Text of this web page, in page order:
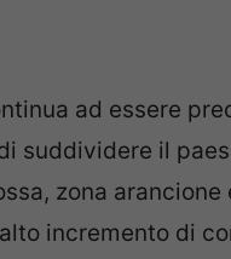
ad essere
suddividere il
zona arancione
incremento di